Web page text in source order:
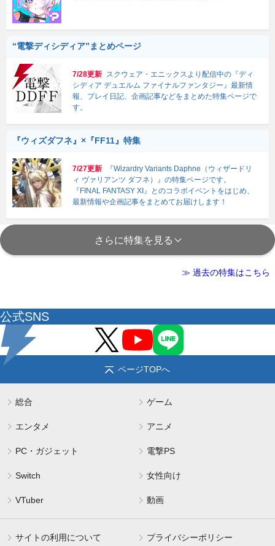
“電撃ディシディア”まとめページ
7/28更新 スクウェア・エニックスより配信中の『ディ
シディア デュエルム ファイナルファンタジー』最新情
報、プレイ日記、企画記事などをまとめた特集ページで
す。
『ウィズダフネ』×『FF11』特集
7/27更新
『Wizardry Variants Daphne（ウィザードリ
ィ ヴァリアンツ ダフネ）』の特集ページです。
『FINAL FANTASY XI』とのコラボイベントをはじめ、
最新情報や企画記事をまとめてお届けします！
さらに特集を見る
≫ 過去の特集はこちら
公式SNS
ページTOPへ
総合 ゲーム
エンタメ アニメ
PC・ガジェット 電撃PS
Switch 女性向け
VTuber 動画
サイトの利用について プライバシーポリシー